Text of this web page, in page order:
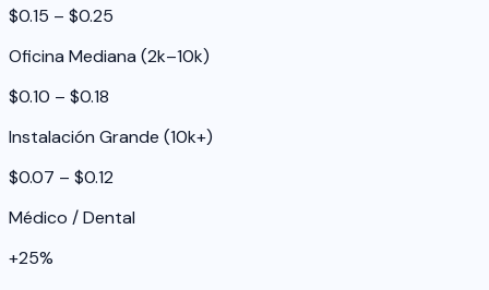
$0.15 – $0.25
Oficina Mediana (2k–10k)
$0.10 – $0.18
Instalación Grande (10k+)
$0.07 – $0.12
Médico / Dental
+25%